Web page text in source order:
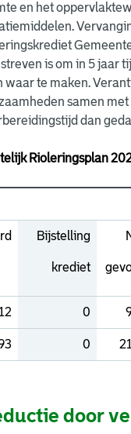
en het
is om in 5 jaar
waar te maken.
samen
dan
Rioleringsplan
Bijstelling
krediet
0
0
door